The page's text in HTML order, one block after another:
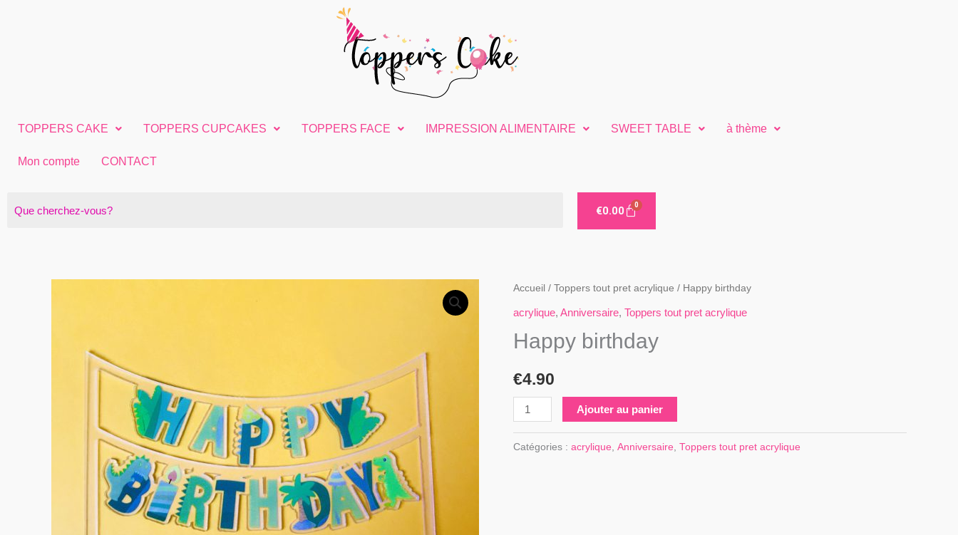
TOPPERS CAKE TOPPERS CUPCAKES TOPPERS FACE IMPRESSION ALIMENTAIRE SWEET TABLE à thème
Mon compte CONTACT
€0.00
Accueil / Toppers tout pret acrylique / Happy birthday
acrylique, Anniversaire, Toppers tout pret acrylique
Happy birthday
€4.90
quantité
birthday
Ajouter au panier
Catégories : acrylique, Anniversaire, Toppers tout pret acrylique